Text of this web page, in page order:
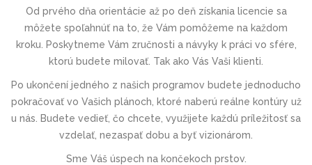
Od prvého dňa orientácie až po deň získania licencie sa
môžete spoľahnúť na to, že Vám pomôžeme na každom
kroku. Poskytneme Vám zručnosti a návyky k práci vo sfére,
ktorú budete milovať. Tak ako Vás Vaši klienti.
Po ukončení jedného z našich programov budete jednoducho
pokračovať vo Vašich plánoch, ktoré naberú reálne kontúry už
u nás. Budete vedieť, čo chcete, využijete každú príležitosť sa
vzdelať, nezaspať dobu a byť vizionárom.
Sme Váš úspech na končekoch prstov.